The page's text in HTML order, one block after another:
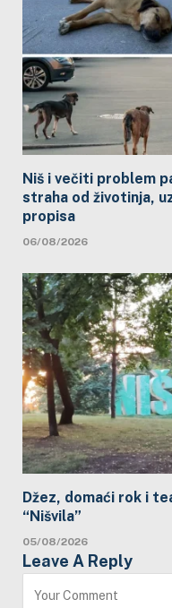
Niš i večiti problem
straha od životinja,
propisa
06/08/2026
Džez, domaći rok i
“Nišvila”
05/08/2026
Leave A Reply